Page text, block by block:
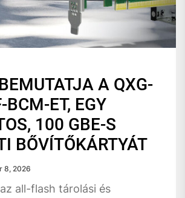
A QXG-
BCM-ET, EGY
100 GBE-S
BŐVÍTŐKÁRTYÁT
8, 2026
all-flash tárolási és